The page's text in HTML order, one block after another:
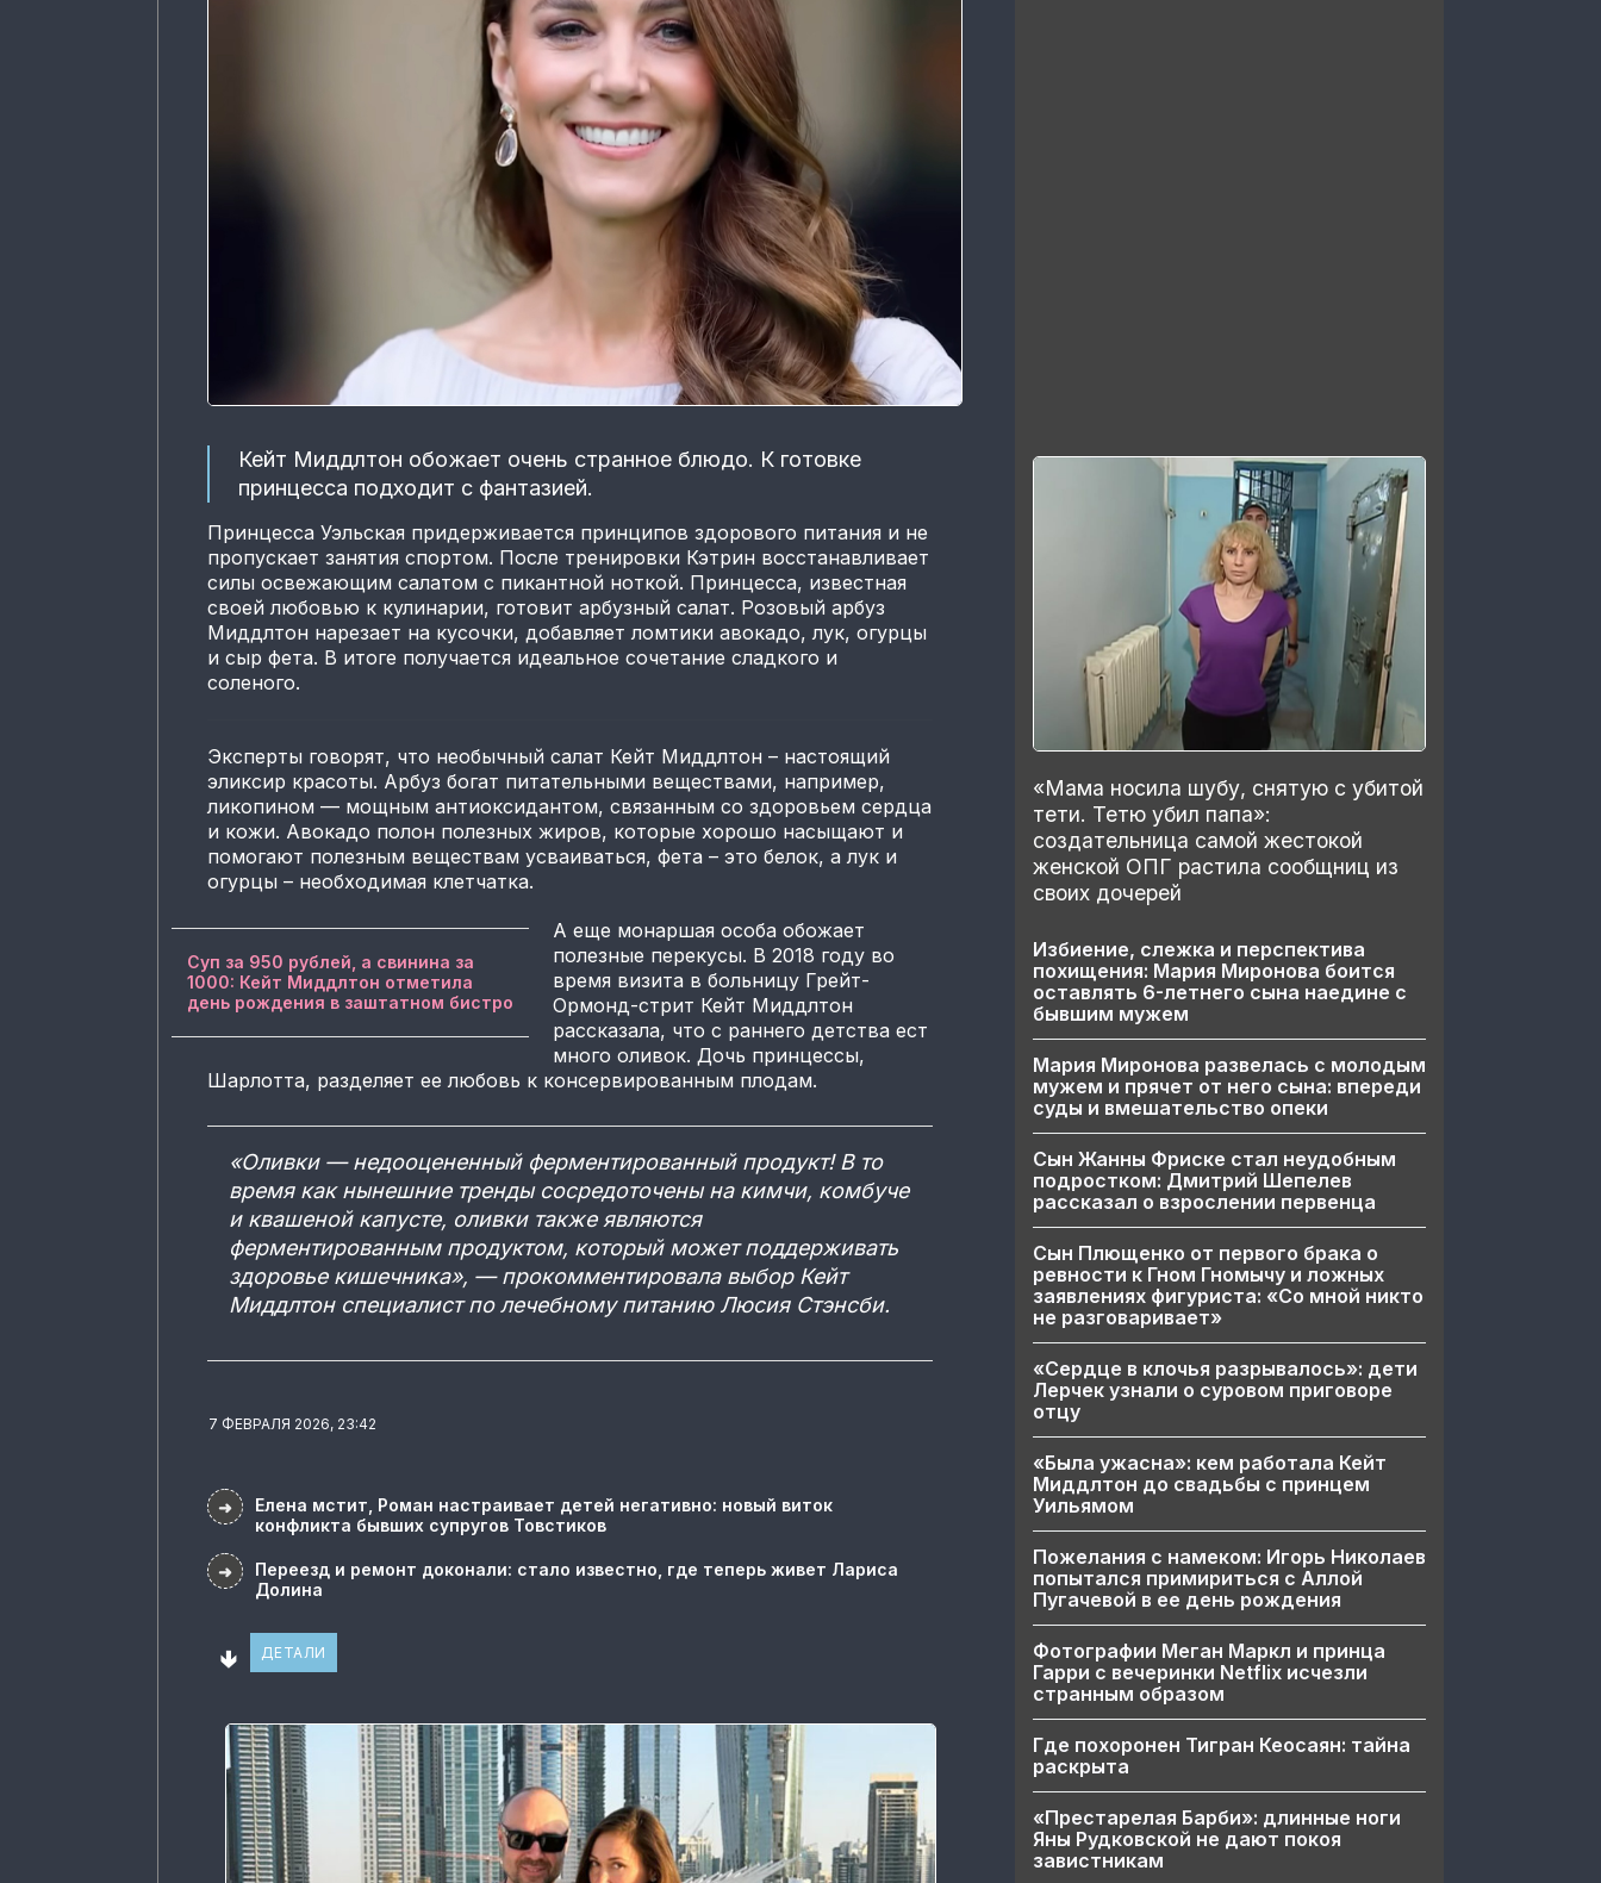
Кейт Миддлтон обожает очень странное блюдо. К готовке
принцесса подходит с фантазией.
Принцесса Уэльская придерживается принципов здорового питания и не
пропускает занятия спортом. После тренировки Кэтрин восстанавливает
силы освежающим салатом с пикантной ноткой. Принцесса, известная
своей любовью к кулинарии, готовит арбузный салат. Розовый арбуз
Миддлтон нарезает на кусочки, добавляет ломтики авокадо, лук, огурцы
и сыр фета. В итоге получается идеальное сочетание сладкого и
соленого.
Эксперты говорят, что необычный салат Кейт Миддлтон – настоящий
эликсир красоты. Арбуз богат питательными веществами, например,
ликопином — мощным антиоксидантом, связанным со здоровьем сердца
и кожи. Авокадо полон полезных жиров, которые хорошо насыщают и
помогают полезным веществам усваиваться, фета – это белок, а лук и
огурцы – необходимая клетчатка.
Суп за 950 рублей, а свинина за
1000: Кейт Миддлтон отметила
день рождения в заштатном бистро
А еще монаршая особа обожает
полезные перекусы. В 2018 году во
время визита в больницу Грейт-
Ормонд-стрит Кейт Миддлтон
рассказала, что с раннего детства ест
много оливок. Дочь принцессы,
Шарлотта, разделяет ее любовь к консервированным плодам.
«Оливки — недооцененный ферментированный продукт! В то
время как нынешние тренды сосредоточены на кимчи, комбуче
и квашеной капусте, оливки также являются
ферментированным продуктом, который может поддерживать
здоровье кишечника», — прокомментировала выбор Кейт
Миддлтон специалист по лечебному питанию Люсия Стэнсби.
7 ФЕВРАЛЯ 2026, 23:42
➜
Елена мстит, Роман настраивает детей негативно: новый виток
конфликта бывших супругов Товстиков
➜
Переезд и ремонт доконали: стало известно, где теперь живет Лариса
Долина
🢃 ДЕТАЛИ
«Мама носила шубу, снятую с убитой
тети. Тетю убил папа»:
создательница самой жестокой
женской ОПГ растила сообщниц из
своих дочерей
Избиение, слежка и перспектива
похищения: Мария Миронова боится
оставлять 6-летнего сына наедине с
бывшим мужем
Мария Миронова развелась с молодым
мужем и прячет от него сына: впереди
суды и вмешательство опеки
Сын Жанны Фриске стал неудобным
подростком: Дмитрий Шепелев
рассказал о взрослении первенца
Сын Плющенко от первого брака о
ревности к Гном Гномычу и ложных
заявлениях фигуриста: «Со мной никто
не разговаривает»
«Сердце в клочья разрывалось»: дети
Лерчек узнали о суровом приговоре
отцу
«Была ужасна»: кем работала Кейт
Миддлтон до свадьбы с принцем
Уильямом
Пожелания с намеком: Игорь Николаев
попытался примириться с Аллой
Пугачевой в ее день рождения
Фотографии Меган Маркл и принца
Гарри с вечеринки Netflix исчезли
странным образом
Где похоронен Тигран Кеосаян: тайна
раскрыта
«Престарелая Барби»: длинные ноги
Яны Рудковской не дают покоя
завистникам